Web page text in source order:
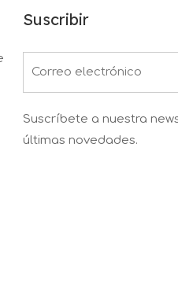
Suscribir
Suscríbete a nuestra
últimas novedades.